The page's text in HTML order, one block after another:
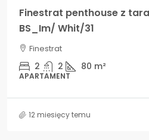
Finestrat penthouse z
BS_Im/ Whit/31
Finestrat
2 2 80 m²
APARTAMENT
12 miesięcy temu